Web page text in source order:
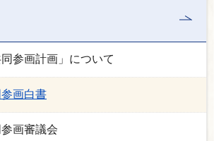
同参画計画」について
画白書
画審議会